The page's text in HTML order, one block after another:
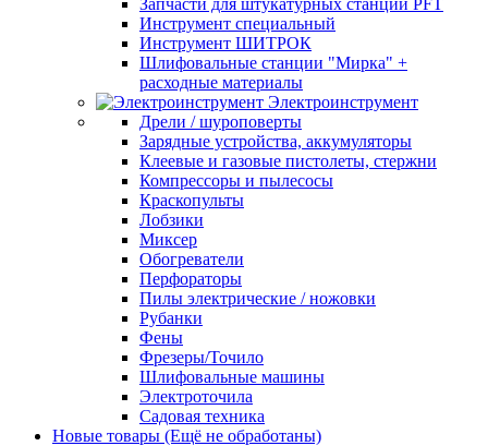
Запчасти для штукатурных станций PFT
Инструмент специальный
Инструмент ШИТРОК
Шлифовальные станции "Мирка" +
расходные материалы
Электроинструмент
Дрели / шуроповерты
Зарядные устройства, аккумуляторы
Клеевые и газовые пистолеты, стержни
Компрессоры и пылесосы
Краскопульты
Лобзики
Миксер
Обогреватели
Перфораторы
Пилы электрические / ножовки
Рубанки
Фены
Фрезеры/Точило
Шлифовальные машины
Электроточила
Садовая техника
Новые товары (Ещё не обработаны)